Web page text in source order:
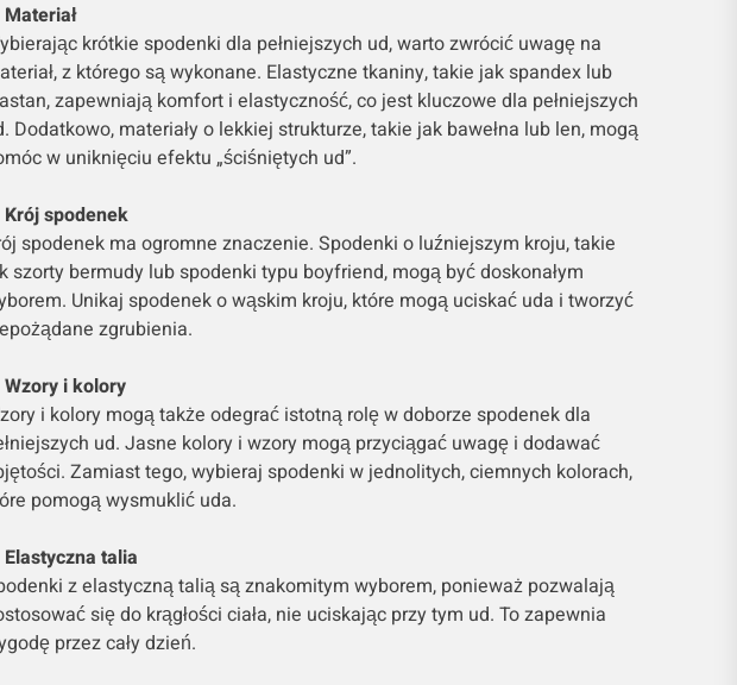
krótkie spodenki dla pełniejszych ud, warto zwrócić uwagę na
z którego są wykonane. Elastyczne tkaniny, takie jak spandex lub
zapewniają komfort i elastyczność, co jest kluczowe dla pełniejszych
Dodatkowo, materiały o lekkiej strukturze, takie jak bawełna lub len, mogą
w uniknięciu efektu „ściśniętych ud”.
spodenek
spodenek ma ogromne znaczenie. Spodenki o luźniejszym kroju, takie
szorty bermudy lub spodenki typu boyfriend, mogą być doskonałym
Unikaj spodenek o wąskim kroju, które mogą uciskać uda i tworzyć
zgrubienia.
i kolory
i kolory mogą także odegrać istotną rolę w doborze spodenek dla
ud. Jasne kolory i wzory mogą przyciągać uwagę i dodawać
Zamiast tego, wybieraj spodenki w jednolitych, ciemnych kolorach,
pomogą wysmuklić uda.
Elastyczna talia
z elastyczną talią są znakomitym wyborem, ponieważ pozwalają
się do krągłości ciała, nie uciskając przy tym ud. To zapewnia
przez cały dzień.